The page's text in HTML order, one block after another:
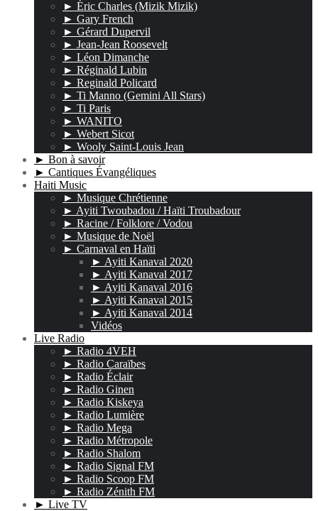
► Éric Charles (Mizik Mizik)
► Gary French
► Gérard Dupervil
► Jean-Jean Roosevelt
► Léon Dimanche
► Réginald Lubin
► Reginald Policard
► Ti Manno (Gemini All Stars)
► Ti Paris
► WANITO
► Webert Sicot
► Wooly Saint-Louis Jean
► Bon à savoir
► Cantiques Évangéliques
Haiti Music
► Musique Chrétienne
► Ayiti Twoubadou / Haïti Troubadour
► Racine / Folklore / Vodou
► Musique de Noël
► Carnaval en Haïti
► Ayiti Kanaval 2020
► Ayiti Kanaval 2017
► Ayiti Kanaval 2016
► Ayiti Kanaval 2015
► Ayiti Kanaval 2014
Vidéos
Live Radio
► Radio 4VEH
► Radio Caraïbes
► Radio Éclair
► Radio Ginen
► Radio Kiskeya
► Radio Lumière
► Radio Mega
► Radio Métropole
► Radio Shalom
► Radio Signal FM
► Radio Scoop FM
► Radio Zénith FM
► Live TV